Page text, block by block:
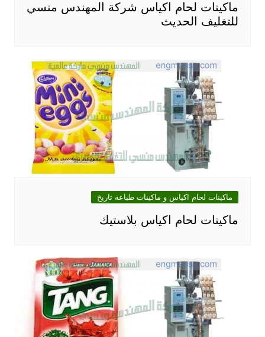
ماكينات لحام اكياس شركة المهندس منسي
للتغليف الحديث
ماكينات لحام اكياس و ماكينات طباعة تاريخ
ماكينات لحام اكياس بلاستيك‎